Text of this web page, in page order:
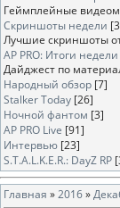
Геймплейные
Скриншоты недели
Лучшие скриншоты
AP PRO: Итоги недели
Дайджест по
Народный обзор [7]
Stalker Today [26]
Ночной фантом [3]
AP PRO Live [91]
Интервью [23]
S.T.A.L.K.E.R.: DayZ RP
Главная »2016»